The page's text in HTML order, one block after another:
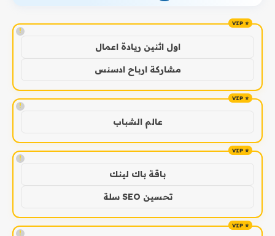
!
اول اثنين ريادة اعمال
مشاركة ارباح ادسنس
!
عالم الشباب
!
باقة باك لينك
تحسين SEO سلة
!